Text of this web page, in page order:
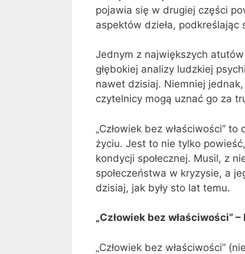
pojawia się w drugiej części
aspektów dzieła, podkreślając
Jednym z największych atutów
głębokiej analizy ludzkiej
nawet dzisiaj. Niemniej
czytelnicy mogą uznać go za
„Człowiek bez właściwości”
życiu. Jest to nie tylko
kondycji społecznej. Musil, z
społeczeństwa w kryzysie, a
dzisiaj, jak były sto lat temu.
„Człowiek bez właściwości”
„Człowiek bez właściwości”